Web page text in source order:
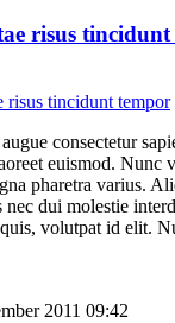
risus
consectetur
euismod. Nunc
pharetra varius.
dui molestie
volutpat id elit.
2011 09:42